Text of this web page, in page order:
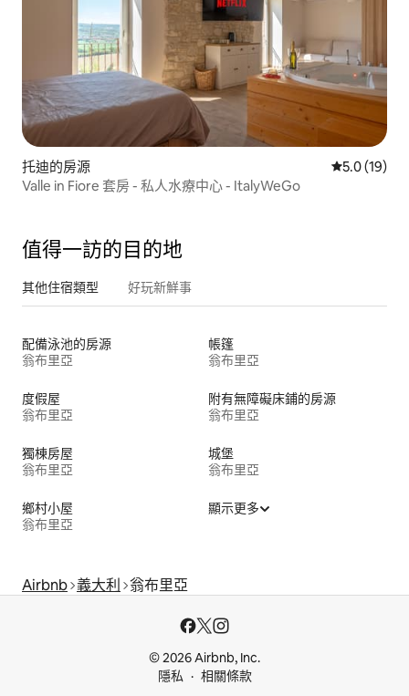
托迪的房源 從 19 則評
5.0 (19)
Valle in Fiore 套房 - 私人水療中心 - ItalyWeGo
值得一訪的目的地
其他住宿類型 好玩新鮮事
配備泳池的房源
翁布里亞
帳篷
翁布里亞
度假屋
翁布里亞
附有無障礙床鋪的房源
翁布里亞
獨棟房屋
翁布里亞
城堡
翁布里亞
鄉村小屋
翁布里亞
顯示更多
Airbnb 義大利 翁布里亞
© 2026 Airbnb, Inc.
隱私
相關條款